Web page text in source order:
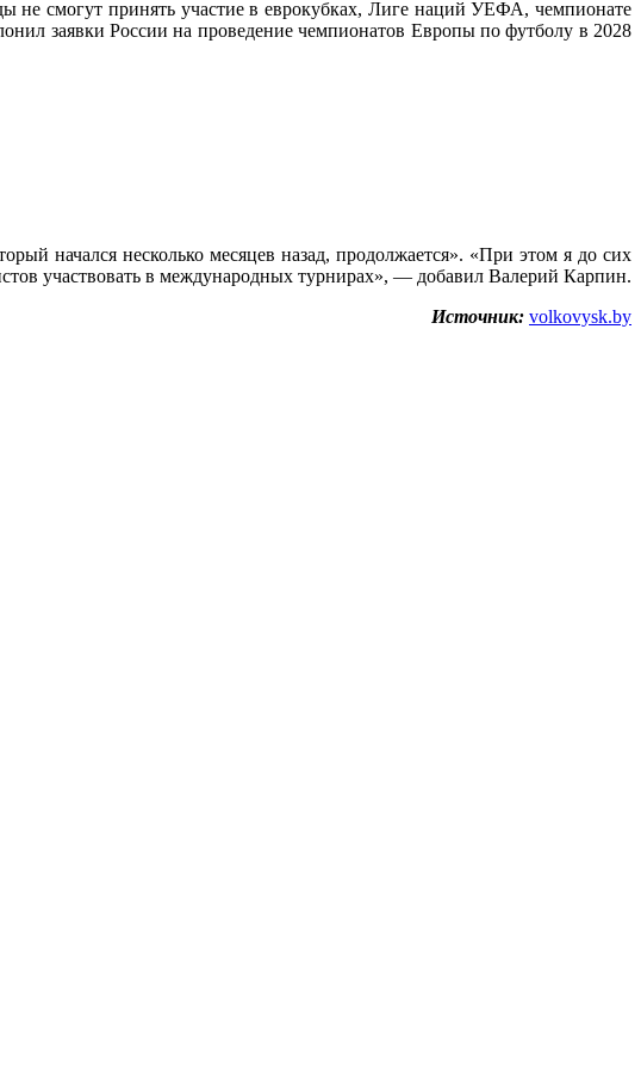
не смогут принять участие в еврокубках, Лиге наций УЕФА, чемпионате
заявки России на проведение чемпионатов Европы по футболу в 2028
начался несколько месяцев назад, продолжается». «При этом я до сих
участвовать в международных турнирах», — добавил Валерий Карпин.
Источник: volkovysk.by